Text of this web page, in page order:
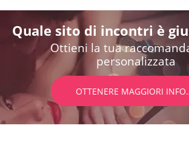
Quale sito di incontri è
Ottieni la tua
personalizzata